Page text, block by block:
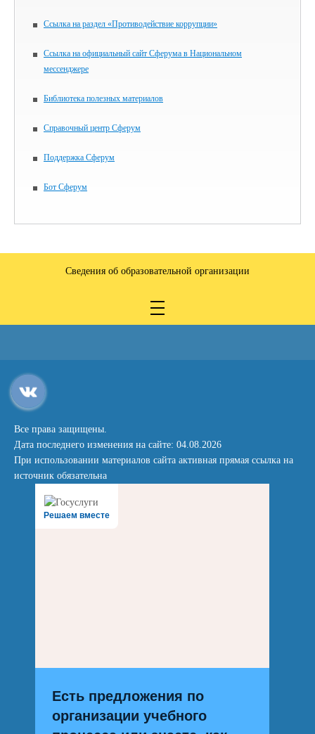
Ссылка на раздел «Противодействие коррупции»
Ссылка на официальный сайт Сферума в Национальном
мессенджере
Библиотека полезных материалов
Справочный центр Сферум
Поддержка Сферум
Бот Сферум
Сведения об образовательной организации
Все права защищены.
Дата последнего изменения на сайте: 04.08.2026
При использовании материалов сайта активная прямая ссылка на
источник обязательна
Решаем вместе
Есть предложения по
организации учебного